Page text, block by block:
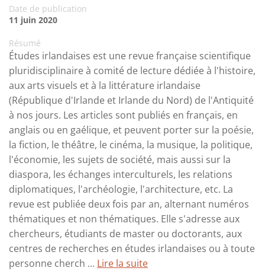
Date de publication
11 juin 2020
Résumé
Études irlandaises est une revue française scientifique
pluridisciplinaire à comité de lecture dédiée à l'histoire,
aux arts visuels et à la littérature irlandaise
(République d'Irlande et Irlande du Nord) de l'Antiquité
à nos jours. Les articles sont publiés en français, en
anglais ou en gaélique, et peuvent porter sur la poésie,
la fiction, le théâtre, le cinéma, la musique, la politique,
l'économie, les sujets de société, mais aussi sur la
diaspora, les échanges interculturels, les relations
diplomatiques, l'archéologie, l'architecture, etc. La
revue est publiée deux fois par an, alternant numéros
thématiques et non thématiques. Elle s'adresse aux
chercheurs, étudiants de master ou doctorants, aux
centres de recherches en études irlandaises ou à toute
personne cherch ... Lire la suite